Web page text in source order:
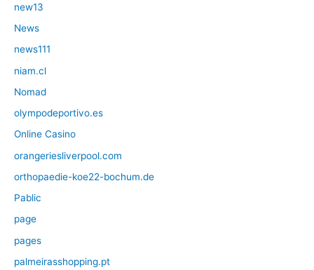
new13
News
news111
niam.cl
Nomad
olympodeportivo.es
Online Casino
orangeriesliverpool.com
orthopaedie-koe22-bochum.de
Pablic
page
pages
palmeirasshopping.pt